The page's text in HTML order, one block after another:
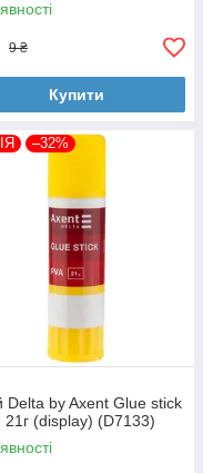
9 ₴
Купити
–32%
Delta by Axent Glue stick
21г (display) (D7133)